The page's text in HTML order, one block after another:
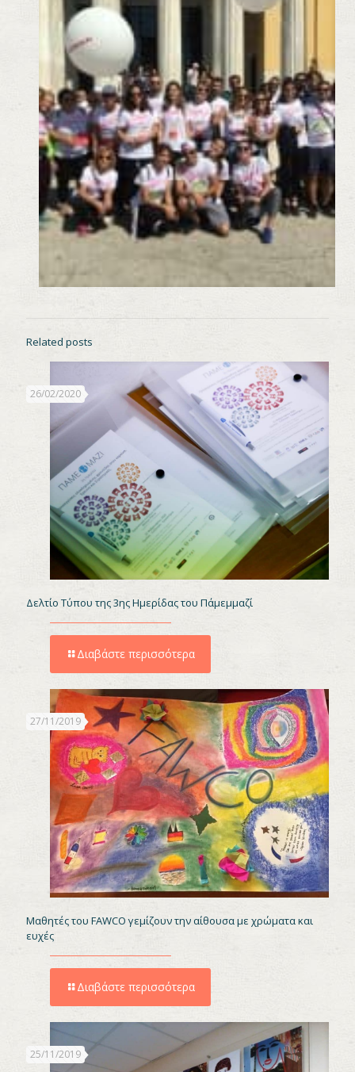
Related posts
26/02/2020
Δελτίο Τύπου της 3ης Ημερίδας του Πάμεμμαζί
Διαβάστε περισσότερα
27/11/2019
Μαθητές του FAWCO γεμίζουν την αίθουσα με χρώματα και
ευχές
Διαβάστε περισσότερα
25/11/2019